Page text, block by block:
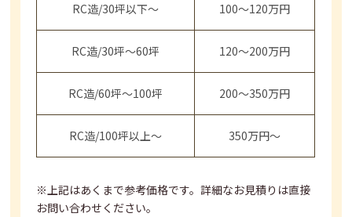
RC造/30坪以下～ 100～120万円
RC造/30坪～60坪 120～200万円
RC造/60坪～100坪 200～350万円
RC造/100坪以上～ 350万円～
※上記はあくまで参考価格です。詳細なお見積りは直接
お問い合わせください。